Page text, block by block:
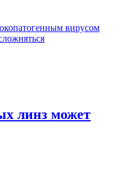
вирусом
линз может